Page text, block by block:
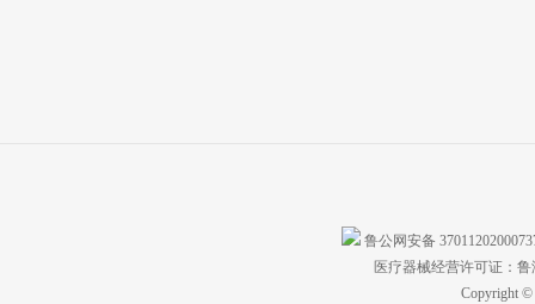
鲁公网安备
医疗器械经营许可证：
Copyright